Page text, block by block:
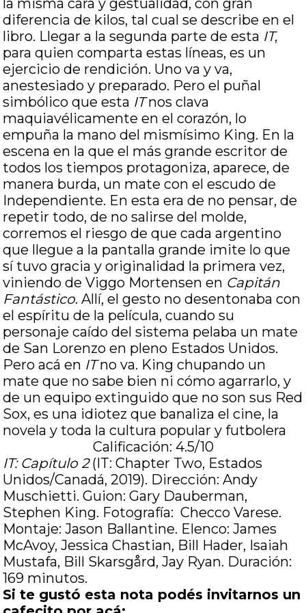
la misma cara y gestualidad, con gran
diferencia de kilos, tal cual se describe en el
libro. Llegar a la segunda parte de esta IT,
para quien comparta estas líneas, es un
ejercicio de rendición. Uno va y va,
anestesiado y preparado. Pero el puñal
simbólico que esta ITnos clava
maquiavélicamente en el corazón, lo
empuña la mano del mismísimo King. En la
escena en la que el más grande escritor de
todos los tiempos protagoniza, aparece, de
manera burda, un mate con el escudo de
Independiente. En esta era de no pensar, de
repetir todo, de no salirse del molde,
corremos el riesgo de que cada argentino
que llegue a la pantalla grande imite lo que
sí tuvo gracia y originalidad la primera vez,
viniendo de Viggo Mortensen en Capitán
Fantástico. Allí, el gesto no desentonaba con
el espíritu de la película, cuando su
personaje caído del sistema pelaba un mate
de San Lorenzo en pleno Estados Unidos.
Pero acá en ITno va. King chupando un
mate que no sabe bien ni cómo agarrarlo, y
de un equipo extinguido que no son sus Red
Sox, es una idiotez que banaliza el cine, la
novela y toda la cultura popular y futbolera
Calificación: 4.5/10
IT: Capítulo 2(IT: Chapter Two, Estados
Unidos/Canadá, 2019). Dirección: Andy
Muschietti. Guion: Gary Dauberman,
Stephen King. Fotografía: Checco Varese.
Montaje: Jason Ballantine. Elenco: James
McAvoy, Jessica Chastian, Bill Hader, Isaiah
Mustafa, Bill Skarsgård, Jay Ryan. Duración:
169 minutos.
Si te gustó esta nota podés invitarnos un